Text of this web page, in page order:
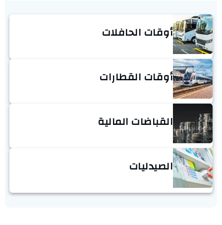
أوقات الحافلات
أوقات القطارات
القباضات المالية
الصيدليات